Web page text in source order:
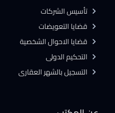
تأسيس الشركات
قضايا التعويضات
قضايا الاحوال الشخصية
التحكيم الدولى
التسجيل بالشهر العقارى